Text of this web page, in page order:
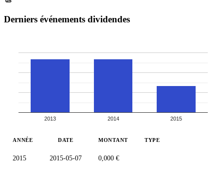
Derniers événements dividendes
2013 2014 2015
ANNÉE DATE MONTANT TYPE
2015 2015-05-07 0,000 €